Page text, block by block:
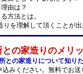
由は？
方法とは。
を理解して頂くことが出
との家造りのメリッ
との家造りについて知り
みください。無料でお送